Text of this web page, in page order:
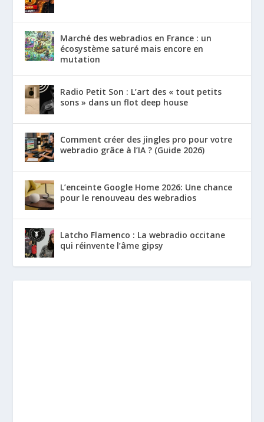
Marché des webradios en France : un
écosystème saturé mais encore en
mutation
Radio Petit Son : L’art des « tout petits
sons » dans un flot deep house
Comment créer des jingles pro pour votre
webradio grâce à l’IA ? (Guide 2026)
L’enceinte Google Home 2026: Une chance
pour le renouveau des webradios
Latcho Flamenco : La webradio occitane
qui réinvente l’âme gipsy